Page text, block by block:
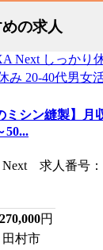
の求人
ミシン縫製】月
50...
求人番号：
270,000円
村市